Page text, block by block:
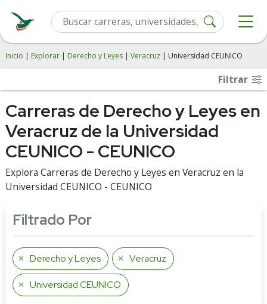
Inicio | Explorar | Derecho y Leyes | Veracruz | Universidad CEUNICO
Filtrar
Carreras de Derecho y Leyes en
Veracruz de la Universidad
CEUNICO - CEUNICO
Explora Carreras de Derecho y Leyes en Veracruz en la
Universidad CEUNICO - CEUNICO
Filtrado Por
Derecho y Leyes Veracruz
Universidad CEUNICO